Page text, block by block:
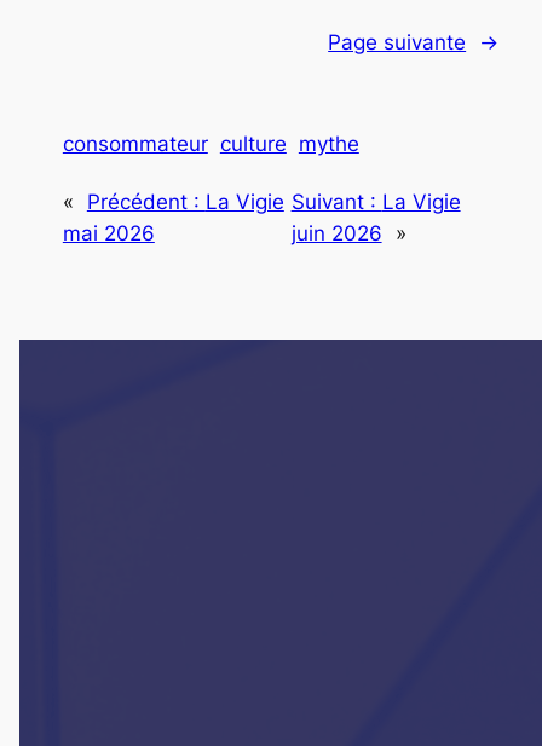
Page suivante →
consommateur culture mythe
« Précédent : La Vigie
mai 2026
Suivant : La Vigie
juin 2026
»